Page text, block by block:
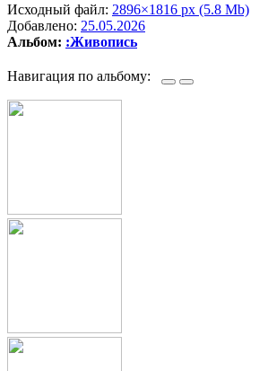
Исходный файл: 2896×1816 px (5.8 Mb)
Добавлено: 25.05.2026
Альбом: :Живопись
Навигация по альбому: